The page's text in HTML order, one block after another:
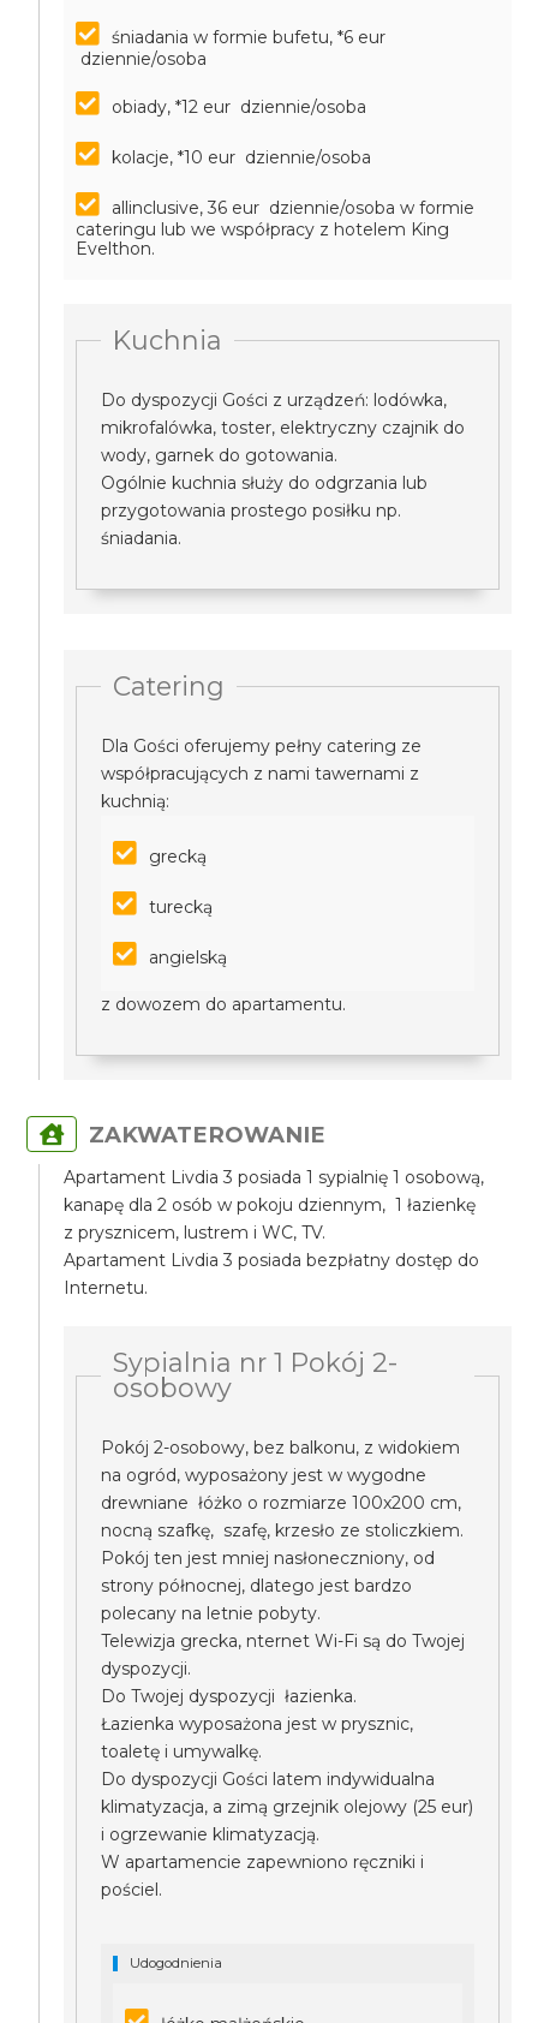
śniadania w formie bufetu, *6 eur
dziennie/osoba
obiady, *12 eur dziennie/osoba
kolacje, *10 eur dziennie/osoba
allinclusive, 36 eur dziennie/osoba w formie
cateringu lub we współpracy z hotelem King
Evelthon.
Kuchnia
Do dyspozycji Gości z urządzeń: lodówka,
mikrofalówka, toster, elektryczny czajnik do
wody, garnek do gotowania.
Ogólnie kuchnia służy do odgrzania lub
przygotowania prostego posiłku np.
śniadania.
Catering
Dla Gości oferujemy pełny catering ze
współpracujących z nami tawernami z
kuchnią:
grecką
turecką
angielską
z dowozem do apartamentu.
ZAKWATEROWANIE
Apartament Livdia 3 posiada 1 sypialnię 1 osobową,
kanapę dla 2 osób w pokoju dziennym, 1 łazienkę
z prysznicem, lustrem i WC, TV.
Apartament Livdia 3 posiada bezpłatny dostęp do
Internetu.
Sypialnia nr 1 Pokój 2-
osobowy
Pokój 2-osobowy, bez balkonu, z widokiem
na ogród, wyposażony jest w wygodne
drewniane łóżko o rozmiarze 100x200 cm,
nocną szafkę, szafę, krzesło ze stoliczkiem.
Pokój ten jest mniej nasłoneczniony, od
strony północnej, dlatego jest bardzo
polecany na letnie pobyty.
Telewizja grecka, nternet Wi-Fi są do Twojej
dyspozycji.
Do Twojej dyspozycji łazienka.
Łazienka wyposażona jest w prysznic,
toaletę i umywalkę.
Do dyspozycji Gości latem indywidualna
klimatyzacja, a zimą grzejnik olejowy (25 eur)
i ogrzewanie klimatyzacją.
W apartamencie zapewniono ręczniki i
pościel.
Udogodnienia